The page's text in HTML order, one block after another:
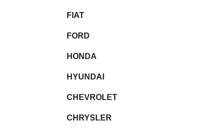
FIAT
FORD
HONDA
HYUNDAI
CHEVROLET
CHRYSLER